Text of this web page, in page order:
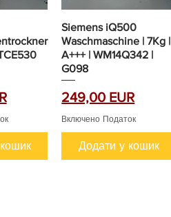
Siemens iQ500
Waschmaschine | 7Kg |
A+++ | WM14Q342 |
G098
Ціна
249,00 EUR
Включено Податок
Додати у кошик